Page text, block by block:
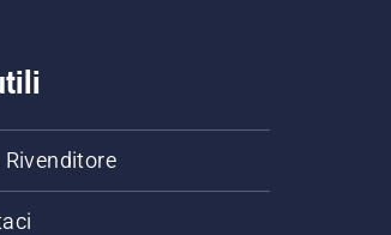
Rivenditore